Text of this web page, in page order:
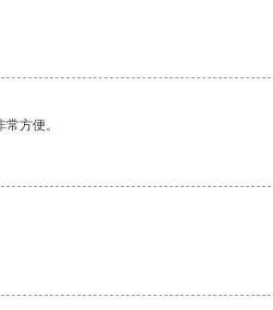
方便。